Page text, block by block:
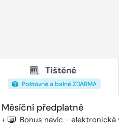
Tištěné
Poštovné a balné ZDARMA
Měsíční předplatné
+ Bonus navíc - elektronická